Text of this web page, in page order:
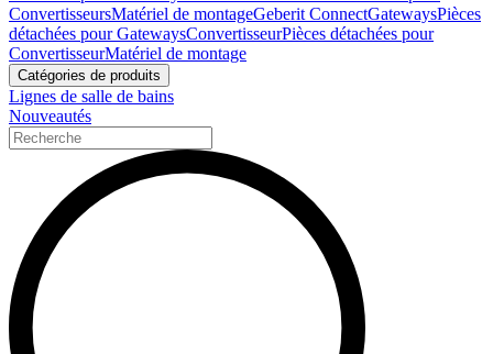
ConvertisseursMatériel de montageGeberit ConnectGatewaysPièces
détachées pour GatewaysConvertisseurPièces détachées pour
ConvertisseurMatériel de montage
Catégories de produits
Lignes de salle de bains
Nouveautés